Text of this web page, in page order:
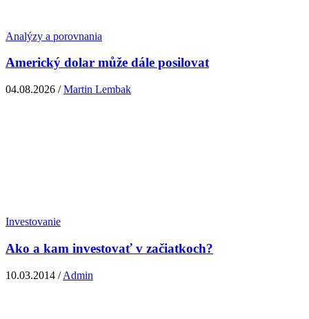
Analýzy a porovnania
Americký dolar může dále posilovat
04.08.2026 /Martin Lembak
Investovanie
Ako a kam investovať v začiatkoch?
10.03.2014 /Admin